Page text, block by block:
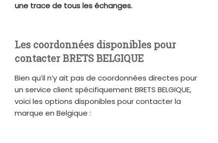
une trace de tous les échanges.
Les coordonnées disponibles pour
contacter BRETS BELGIQUE
Bien qu’il n’y ait pas de coordonnées directes pour
un service client spécifiquement BRETS BELGIQUE,
voici les options disponibles pour contacter la
marque en Belgique :